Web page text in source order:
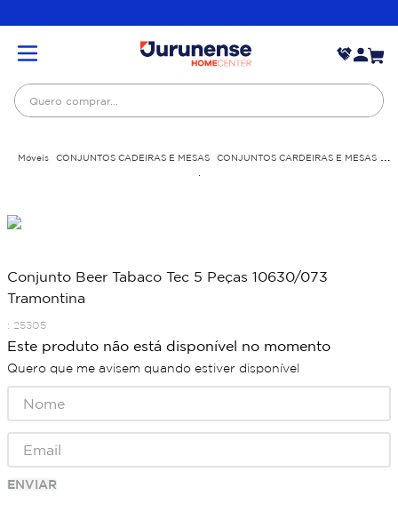
Quero comprar...
Móveis CONJUNTOS CADEIRAS E MESAS CONJUNTOS CARDEIRAS E MESAS
Conjunto Beer Tabaco Tec 5 Peças 10630/073 Tramontina
Conjunto Beer Tabaco Tec 5 Peças 10630/073
Tramontina
: 25305
Este produto não está disponível no momento
Quero que me avisem quando estiver disponível
ENVIAR